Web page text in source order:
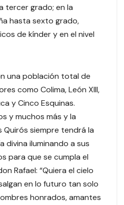
tercer grado; en la
hasta sexto grado,
de kínder y en el nivel
una población total de
como Colima, León XIII,
y Cinco Esquinas.
y muchos más y la
Quirós siempre tendrá la
divina iluminando a sus
para que se cumpla el
Rafael: “Quiera el cielo
en lo futuro tan solo
honrados, amantes